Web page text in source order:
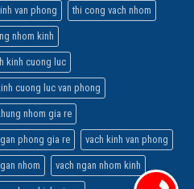
van phong thi cong vach nhom
nhom kinh
kinh cuong luc
cuong luc van phong
nhom gia re
phong gia re vach kinh van phong
nhom vach ngan nhom kinh